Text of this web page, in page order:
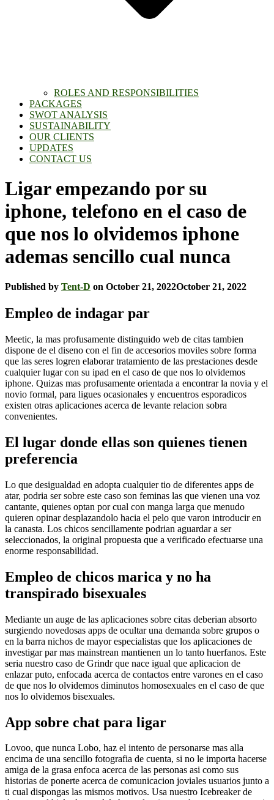
ROLES AND RESPONSIBILITIES
PACKAGES
SWOT ANALYSIS
SUSTAINABILITY
OUR CLIENTS
UPDATES
CONTACT US
Ligar empezando por su
iphone, telefono en el caso de
que nos lo olvidemos iphone
ademas sencillo cual nunca
Published by Tent-D on October 21, 2022October 21, 2022
Empleo de indagar par
Meetic, la mas profusamente distinguido web de citas tambien
dispone de el diseno con el fin de accesorios moviles sobre forma
que las seres logren elaborar tratamiento de las prestaciones desde
cualquier lugar con su ipad en el caso de que nos lo olvidemos
iphone. Quizas mas profusamente orientada a encontrar la novia y el
novio formal, para ligues ocasionales y encuentros esporadicos
existen otras aplicaciones acerca de levante relacion sobra
convenientes.
El lugar donde ellas son quienes tienen
preferencia
Lo que desigualdad en adopta cualquier tio de diferentes apps de
atar, podri­a ser sobre este caso son feminas las que vienen una voz
cantante, quienes optan por cual con manga larga que menudo
quieren opinar desplazandolo hacia el pelo que varon introducir en
la canasta. Los chicos sencillamente podrian aguardar a ser
seleccionados, la original propuesta que a verificado efectuarse una
enorme responsabilidad.
Empleo de chicos marica y no ha
transpirado bisexuales
Mediante un auge de las aplicaciones sobre citas deberian absorto
surgiendo novedosas apps de ocultar una demanda sobre grupos o
en la barra nichos de mayor especialistas que los aplicaciones de
investigar par mas mainstrean mantienen un lo tanto huerfanos. Este
seri­a nuestro caso de Grindr que nace igual que aplicacion de
enlazar puto, enfocada acerca de contactos entre varones en el caso
de que nos lo olvidemos diminutos homosexuales en el caso de que
nos lo olvidemos bisexuales.
App sobre chat para ligar
Lovoo, que nunca Lobo, haz el intento de personarse mas alla
encima de una sencillo fotografia de cuenta, si no le importa hacerse
amiga de la grasa enfoca acerca de las personas asi­ como sus
historias de ponerte acerca de comunicacion joviales usuarios junto a
ti cual dispongas las mismos motivos. Usa nuestro Icebreaker de